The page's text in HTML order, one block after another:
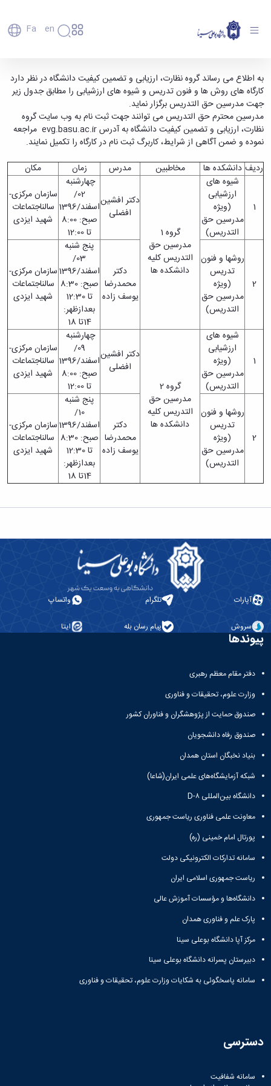
Fa En
دانشگاه
تاریخچه
و
معرفی
برنامه
راهبردی
دانشگاه
نقشه
دانشگاه
سازمان
دانشگاه
معاونت
توسعه
مدیریت
پشتیبانی
معاونت
آموزشی
و
تحصیلات
تکمیلی
معاونت
دانشجویی
معاونت
پژوهش
و
معاونت
فرهنگی
اجتماعی
نهاد
معظم
اعضای
هیأت
علمی
کارکنان
دانشجویان
فارغ
التحصیلان
پردیس
اصلی
مهندسی
کشاورزی
شیمی
و
علوم
نفت
علوم
انسانی
هنر
و
معماری
دامپزشکی
علوم
پایه
علوم
اقتصادی
و
اجتماعی
دانشکده
ارتباط
با ما
قابل توجه مدرسین محترم حق التدریس دانشگاه -
دانشگاه بوعلی سینا همدان
به اطلاع می رساند گروه نظارت، ارزیابی و تضمین کیفیت دانشگاه در نظر دارد
کارگاه های روش ها و فنون تدریس و شیوه های ارزشیابی را مطابق جدول زیر
جهت مدرسین حق التدریس برگزار نماید.
مدرسین محترم حق التدریس می توانند جهت ثبت نام به وب سایت گروه
نظارت، ارزیابی و تضمین کیفیت دانشگاه به آدرسevg.basu.ac.ir مراجعه
نموده و ضمن آگاهی از شرایط، کاربرگ ثبت نام در کارگاه را تکمیل نمایند.
ردیف دانشکده ها مخاطبین مدرس زمان مکان
1
شیوه های
ارزشیابی
(ویژه
مدرسین حق
التدریس)
گروه 1
مدرسین حق
التدریس کلیه
دانشکده ها
دکتر افشین
افضلی
چهارشنبه
02/
اسفند/1396
صبح: 8:00
تا 12:00
سازمان مرکزی-
سالناجتماعات
شهید ایزدی
2
روشها و فنون
تدریس
(ویژه
مدرسین حق
التدریس)
دکتر
محمدرضا
یوسف زاده
پنج شنبه
03/
اسفند/1396
صبح: 8:30
تا 12:30
بعدازظهر:
14تا 18
سازمان مرکزی-
سالناجتماعات
شهید ایزدی
1
شیوه های
ارزشیابی
(ویژه
مدرسین حق
التدریس)
گروه 2
مدرسین حق
التدریس کلیه
دانشکده ها
دکتر افشین
افضلی
چهارشنبه
09/
اسفند/1396
صبح: 8:00
تا 12:00
سازمان مرکزی-
سالناجتماعات
شهید ایزدی
2
روشها و فنون
تدریس
(ویژه
مدرسین حق
التدریس)
دکتر
محمدرضا
یوسف زاده
پنج شنبه
10/
اسفند/1396
صبح: 8:30
تا 12:30
بعدازظهر:
14تا 18
سازمان مرکزی-
سالناجتماعات
شهید ایزدی
آپارات تلگرام واتساپ
سروش پیام رسان بله ایتا
پیوندها
دفتر مقام معظم رهبری
وزارت علوم، تحقیقات و فناوری
صندوق حمایت از پژوهشگران و فناوران کشور
صندوق رفاه دانشجویان
بنیاد نخبگان استان همدان
شبکه آزمایشگاه‌های علمی ایران(شاعا)
دانشگاه بین‌المللی D-۸
معاونت علمی فناوری ریاست جمهوری
پورتال امام خمینی (ره)
سامانه تدارکات الکترونیکی دولت
ریاست جمهوری اسلامی ایران
دانشگاه‌ها و مؤسسات آموزش عالی
پارک علم و فناوری همدان
مرکز آپا دانشگاه بوعلی سینا
دبیرستان پسرانه دانشگاه بوعلی سینا
سامانه پاسخگوئی به شکایات وزارت علوم، تحقیقات و فناوری
دسترسی
سامانه شفافیت